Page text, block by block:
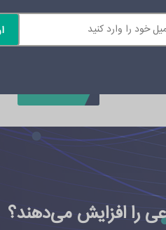
را افزایش می‌دهند؟